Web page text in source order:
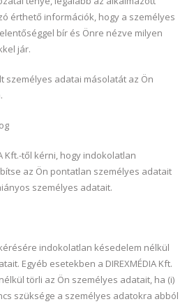
érthető információk, hogy a személyes
bír és Önre nézve milyen
jár.
személyes adatai másolatát az Ön
Kft.-től kérni, hogy indokolatlan
az Ön pontatlan személyes adatait
személyes adatait.
kérésére indokolatlan késedelem nélkül
Egyéb esetekben a DIREXMÉDIA Kft.
törli az Ön személyes adatait, ha (i)
szüksége a személyes adatokra abból